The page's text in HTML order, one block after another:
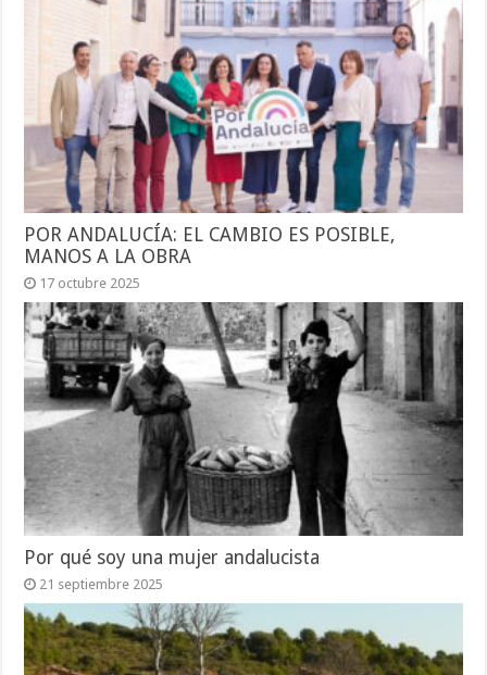
POR ANDALUCÍA: EL CAMBIO ES POSIBLE,
MANOS A LA OBRA
17 octubre 2025
Por qué soy una mujer andalucista
21 septiembre 2025